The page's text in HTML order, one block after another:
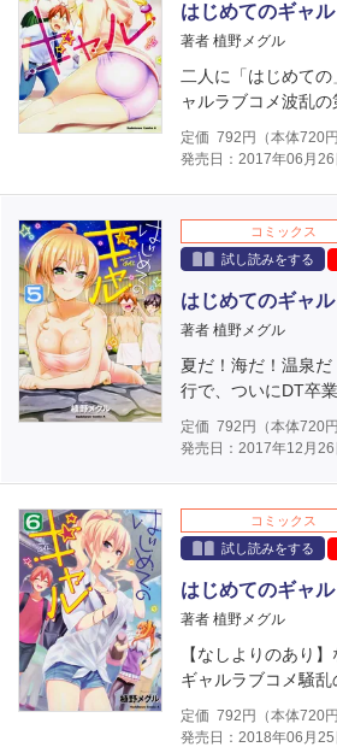
はじめてのギャ
著者 植野メグル
二人に「はじめて
ャルラブコメ波乱の
定価 792 円（本体720
発売日：2017年06月26
コミックス
試し読みをする
はじめてのギャ
著者 植野メグル
夏だ！海だ！温泉だ
行で、ついにDT卒
定価 792 円（本体720
発売日：2017年12月26
コミックス
試し読みをする
はじめてのギャ
著者 植野メグル
【なしよりのあり
ギャルラブコメ騒乱
定価 792 円（本体720
発売日：2018年06月25